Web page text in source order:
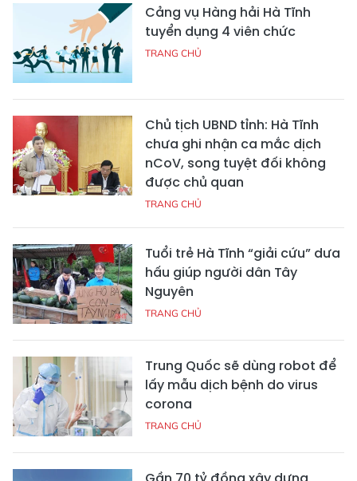
Cảng vụ Hàng hải Hà Tĩnh
tuyển dụng 4 viên chức
TRANG CHỦ
Chủ tịch UBND tỉnh: Hà Tĩnh
chưa ghi nhận ca mắc dịch
nCoV, song tuyệt đối không
được chủ quan
TRANG CHỦ
Tuổi trẻ Hà Tĩnh “giải cứu” dưa
hấu giúp người dân Tây
Nguyên
TRANG CHỦ
Trung Quốc sẽ dùng robot để
lấy mẫu dịch bệnh do virus
corona
TRANG CHỦ